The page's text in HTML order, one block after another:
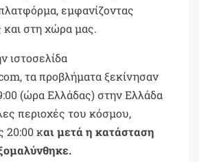
εμφανίζοντας
στη χώρα μας.
ιστοσελίδα
τα προβλήματα ξεκίνησαν
(ώρα Ελλάδας) στην Ελλάδα
περιοχές του κόσμου,
20:00 και μετά η κατάσταση